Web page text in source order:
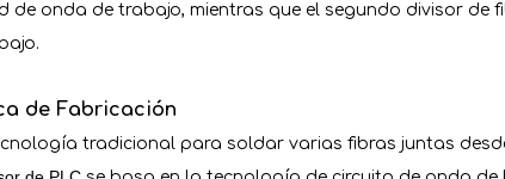
de onda de trabajo, mientras que el segundo divisor de
de Fabricación
tradicional para soldar varias fibras juntas